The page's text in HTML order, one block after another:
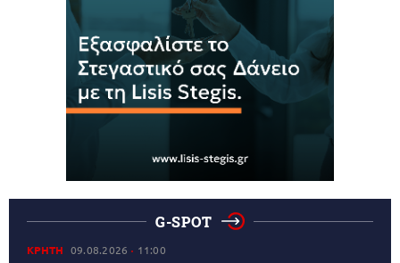
G-SPOT
ΚΡΗΤΗ 09.08.2026 11:00